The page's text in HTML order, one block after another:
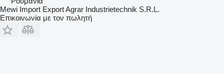
Mewi Import Export Agrar Industrietechnik S.R.L.
Επικοινωνία με τον πωλητή